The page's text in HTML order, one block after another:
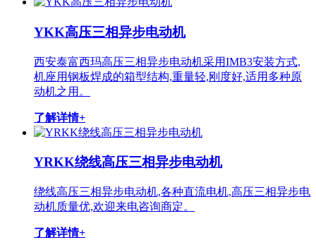
YKK高压三相异步电动机
西安泰富西玛高压三相异步电动机采用IMB3安装方式,
机座用钢板焊成的箱型结构,重量轻,刚度好,适用多种原
动机之用。
了解详情+
YRKK绕线高压三相异步电动机
绕线高压三相异步电动机,各种直流电机,高压三相异步电
动机质量优,欢迎来电咨询商定。
了解详情+